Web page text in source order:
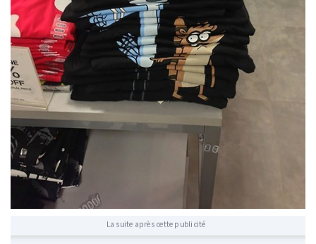
La suite après cette publicité